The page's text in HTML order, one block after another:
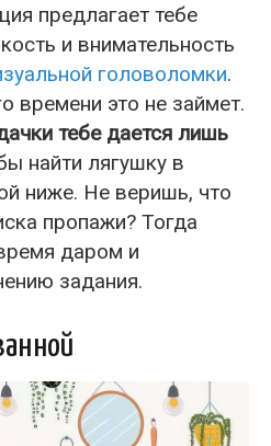
предлагает тебе
и внимательность
головоломки.
времени это не займет.
тебе дается лишь
найти лягушку в
ниже. Не веришь, что
пропажи? Тогда
даром и
задания.